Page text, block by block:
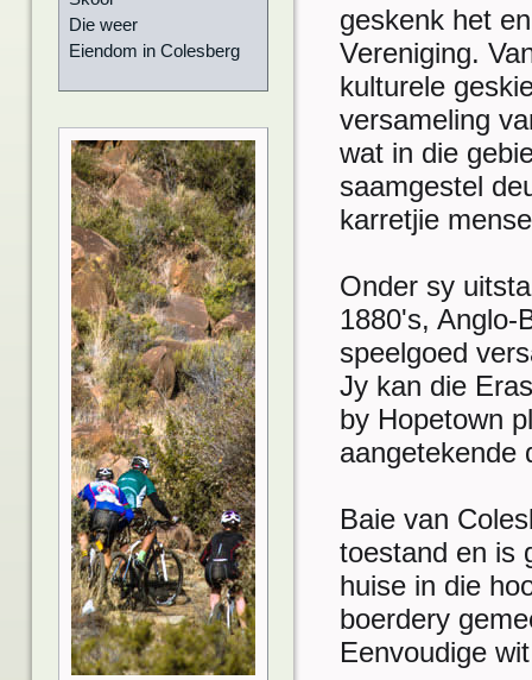
Die weer
Eiendom in Colesberg
geskenk het
Vereniging.
kulturele
versameling
wat in die
saamgestel
karretjie
Onder sy
1880's, Anglo-
speelgoed
Jy kan die
by Hopetown
aangetekende
Baie van
toestand en is
huise in die
boerdery
Eenvoudige